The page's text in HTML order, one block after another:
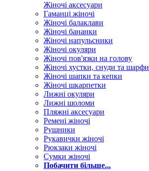
Жіночі аксесуари
Гаманці жіночі
Жіночі балаклави
Жіночі бананки
Жіночі напульсники
Жіночі окуляри
Жіночі пов'язки на голову
Жіночі хустки, снуди та шарфи
Жіночі шапки та кепки
Жіночі шкарпетки
Лижні окуляри
Лижні шоломи
Пляжні аксесуари
Ремені жіночі
Рушники
Рукавички жіночі
Рюкзаки жіночі
Сумки жіночі
Побачити більше...